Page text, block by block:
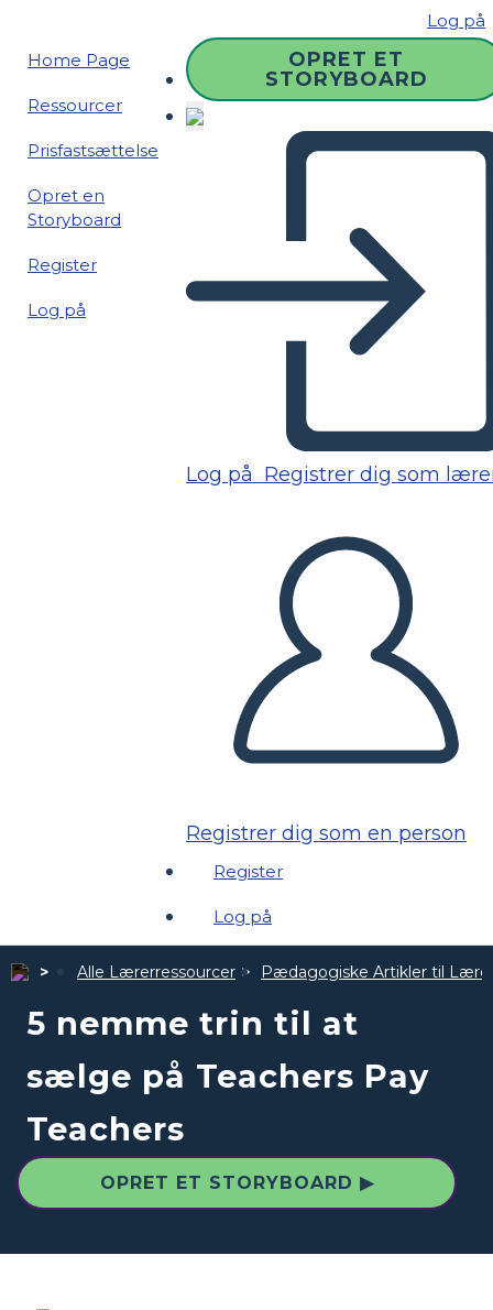
Log på
Home Page
Ressourcer
Prisfastsættelse
Opret en
Storyboard
Register
Log på
OPRET ET
STORYBOARD
Log på Registrer dig som
Registrer dig som en person
Register
Log på
Alle Lærerressourcer Pædagogiske Artikler til
5 nemme trin til at
sælge på Teachers Pay
Teachers
OPRET ET STORYBOARD ▶